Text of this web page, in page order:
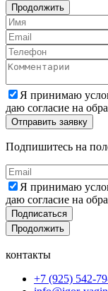
Продолжить
Я принимаю
даю согласие на
Подпишитесь на
Я принимаю
даю согласие на
Подписаться
Продолжить
контакты
+7 (925) 542-